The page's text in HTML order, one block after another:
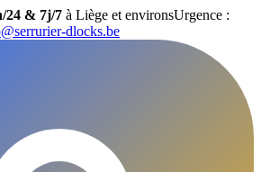
24 & 7j/7 à Liège et environsUrgence :
dlocks.be